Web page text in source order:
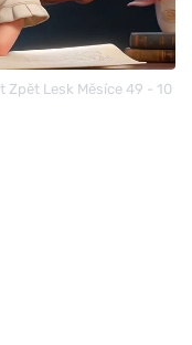
Lesk Měsíce 49 - 10